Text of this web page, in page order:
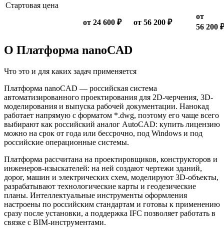
Стартовая цена
от 24 600 ₽
от 56 200 ₽
от
56 200 ₽
О Платформа nanoCAD
Что это и для каких задач применяется
Платформа nanoCAD — российская система
автоматизированного проектирования для 2D-черчения, 3D-
моделирования и выпуска рабочей документации. Нанокад
работает напрямую с форматом *.dwg, поэтому его чаще всего
выбирают как российский аналог AutoCAD: купить лицензию
можно на срок от года или бессрочно, под Windows и под
российские операционные системы.
Платформа рассчитана на проектировщиков, конструкторов и
инженеров-изыскателей: на ней создают чертежи зданий,
дорог, машин и электрических схем, моделируют 3D-объекты,
разрабатывают технологические карты и геодезические
планы. Интеллектуальные инструменты оформления
настроены по российским стандартам и готовы к применению
сразу после установки, а поддержка IFC позволяет работать в
связке с BIM-инструментами.